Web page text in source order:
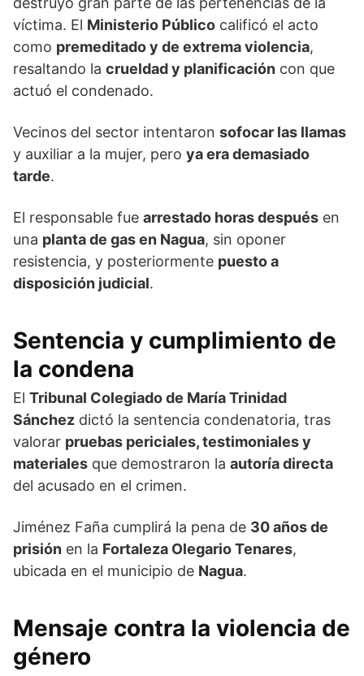
víctima. El Ministerio Público calificó el acto
como premeditado y de extrema violencia,
resaltando la crueldad y planificación con que
actuó el condenado.
Vecinos del sector intentaron sofocar las llamas
y auxiliar a la mujer, pero ya era demasiado
tarde.
El responsable fue arrestado horas después en
una planta de gas en Nagua, sin oponer
resistencia, y posteriormente puesto a
disposición judicial.
Sentencia y cumplimiento de
la condena
El Tribunal Colegiado de María Trinidad
Sánchez dictó la sentencia condenatoria, tras
valorar pruebas periciales, testimoniales y
materiales que demostraron la autoría directa
del acusado en el crimen.
Jiménez Faña cumplirá la pena de 30 años de
prisión en la Fortaleza Olegario Tenares,
ubicada en el municipio de Nagua.
Mensaje contra la violencia de
género